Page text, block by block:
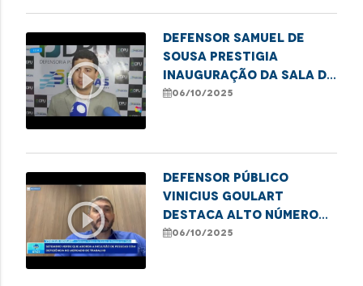
play_circle_outline
Defensor Samuel de
Sousa prestigia
inauguração da sala da
DPU em Balsas
06/10/2025
play_circle_outline
Defensor público
Vinicius Goulart
destaca alto número
de atendimentos a
06/10/2025